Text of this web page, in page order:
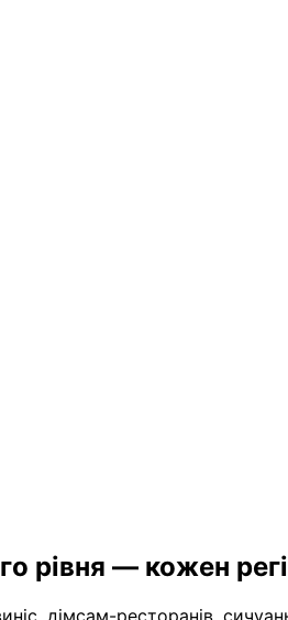
рівня — кожен
дімсам-ресторанів,